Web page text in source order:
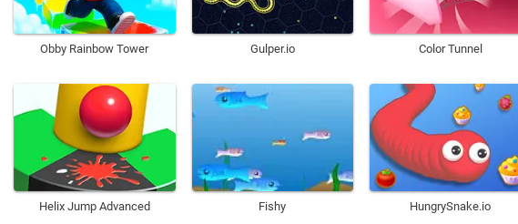
Obby Rainbow Tower Gulper.io Color Tunnel
Helix Jump Advanced Fishy HungrySnake.io